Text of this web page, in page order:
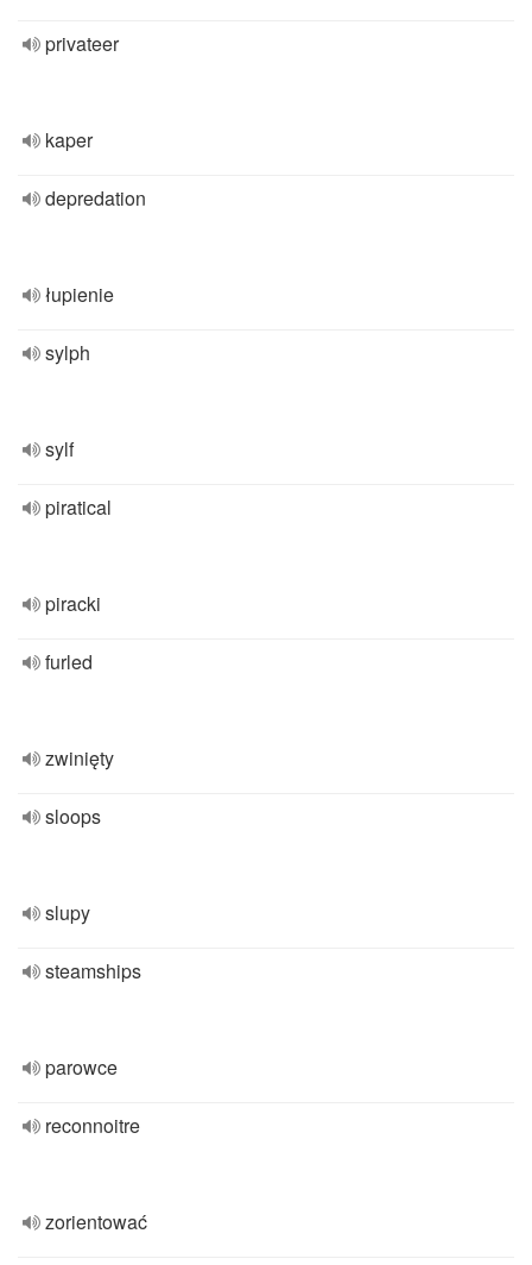
privateer
kaper
depredation
łupienie
sylph
sylf
piratical
piracki
furled
zwinięty
sloops
slupy
steamships
parowce
reconnoitre
zorientować